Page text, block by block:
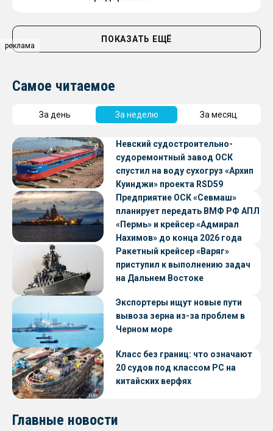
реклама
ПОКАЗАТЬ ЕЩЁ
Самое читаемое
За день За неделю За месяц
Невский судостроительно-
судоремонтный завод ОСК
спустил на воду сухогруз «Архип
Куинджи» проекта RSD59
Предприятие ОСК «Севмаш»
планирует передать ВМФ РФ АПЛ
«Пермь» и крейсер «Адмирал
Нахимов» до конца 2026 года
Ракетный крейсер «Варяг»
приступил к выполнению задач
на Дальнем Востоке
Экспортеры ищут новые пути
вывоза зерна из-за проблем в
Черном море
Класс без границ: что означают
20 судов под классом РС на
китайских верфях
Главные новости